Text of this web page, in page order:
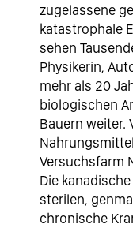
zugelassene
katastrophale
sehen
Physikerin,
mehr als 20
biologischen
Bauern weiter.
Versuchsfarm
Die
sterilen,
chronische